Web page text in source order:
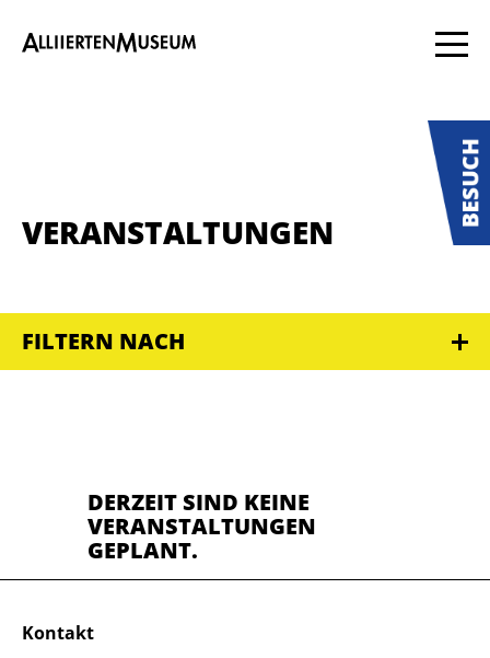
VERANSTALTUNGEN
FILTERN NACH
DERZEIT SIND KEINE
VERANSTALTUNGEN
GEPLANT.
Kontakt